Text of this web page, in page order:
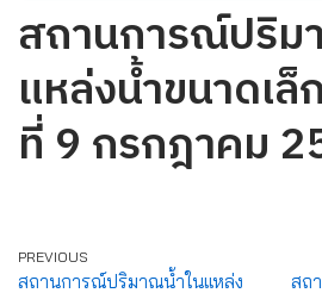
สถานการณ์ปริม
แหล่งน้ำขนาดเล็
ที่ 9 กรกฎาคม
PREVIOUS
สถานการณ์ปริมาณน้ำในแหล่ง
สถ